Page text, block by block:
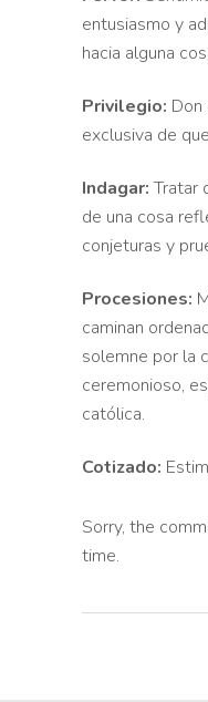
entusiasmo y
hacia alguna
Privilegio:
exclusiva de
Indagar: Tratar
de una cosa
conjeturas y
Procesiones:
caminan
solemne por la
ceremonioso,
católica.
Cotizado:
Sorry, the
time.